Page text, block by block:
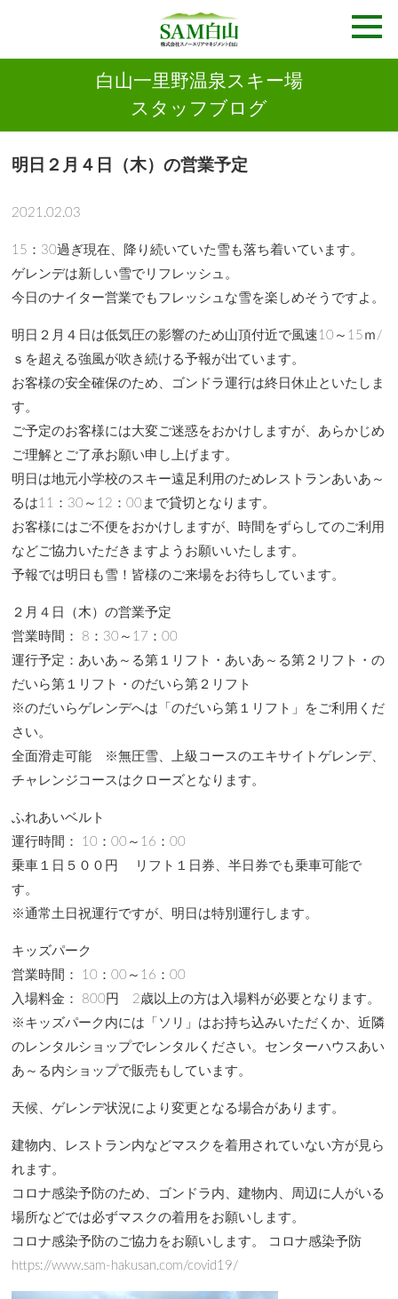
白山一里野温泉スキー場
スタッフブログ
明日２月４日（木）の営業予定
2021.02.03
15：30過ぎ現在、降り続いていた雪も落ち着いています。
ゲレンデは新しい雪でリフレッシュ。
今日のナイター営業でもフレッシュな雪を楽しめそうですよ。
明日２月４日は低気圧の影響のため山頂付近で風速10～15ｍ/
ｓを超える強風が吹き続ける予報が出ています。
お客様の安全確保のため、ゴンドラ運行は終日休止といたしま
す。
ご予定のお客様には大変ご迷惑をおかけしますが、あらかじめ
ご理解とご了承お願い申し上げます。
明日は地元小学校のスキー遠足利用のためレストランあいあ～
るは11：30～12：00まで貸切となります。
お客様にはご不便をおかけしますが、時間をずらしてのご利用
などご協力いただきますようお願いいたします。
予報では明日も雪！皆様のご来場をお待ちしています。
２月４日（木）の営業予定
営業時間： 8：30～17：00
運行予定：あいあ～る第１リフト・あいあ～る第２リフト・の
だいら第１リフト・のだいら第２リフト
※のだいらゲレンデへは「のだいら第１リフト」をご利用くだ
さい。
全面滑走可能 ※無圧雪、上級コースのエキサイトゲレンデ、
チャレンジコースはクローズとなります。
ふれあいベルト
運行時間： 10：00～16：00
乗車１日５００円 リフト１日券、半日券でも乗車可能で
す。
※通常土日祝運行ですが、明日は特別運行します。
キッズパーク
営業時間： 10：00～16：00
入場料金： 800円 2歳以上の方は入場料が必要となります。
※キッズパーク内には「ソリ」はお持ち込みいただくか、近隣
のレンタルショップでレンタルください。センターハウスあい
あ～る内ショップで販売もしています。
天候、ゲレンデ状況により変更となる場合があります。
建物内、レストラン内などマスクを着用されていない方が見ら
れます。
コロナ感染予防のため、ゴンドラ内、建物内、周辺に人がいる
場所などでは必ずマスクの着用をお願いします。
コロナ感染予防のご協力をお願いします。 コロナ感染予防
https://www.sam-hakusan.com/covid19/